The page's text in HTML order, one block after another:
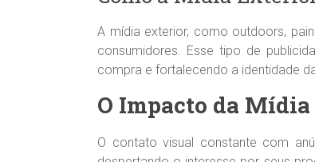
A mídia exterior, como outdoors,
consumidores. Esse tipo de
compra e fortalecendo a identidade
O Impacto da
O contato visual constante com